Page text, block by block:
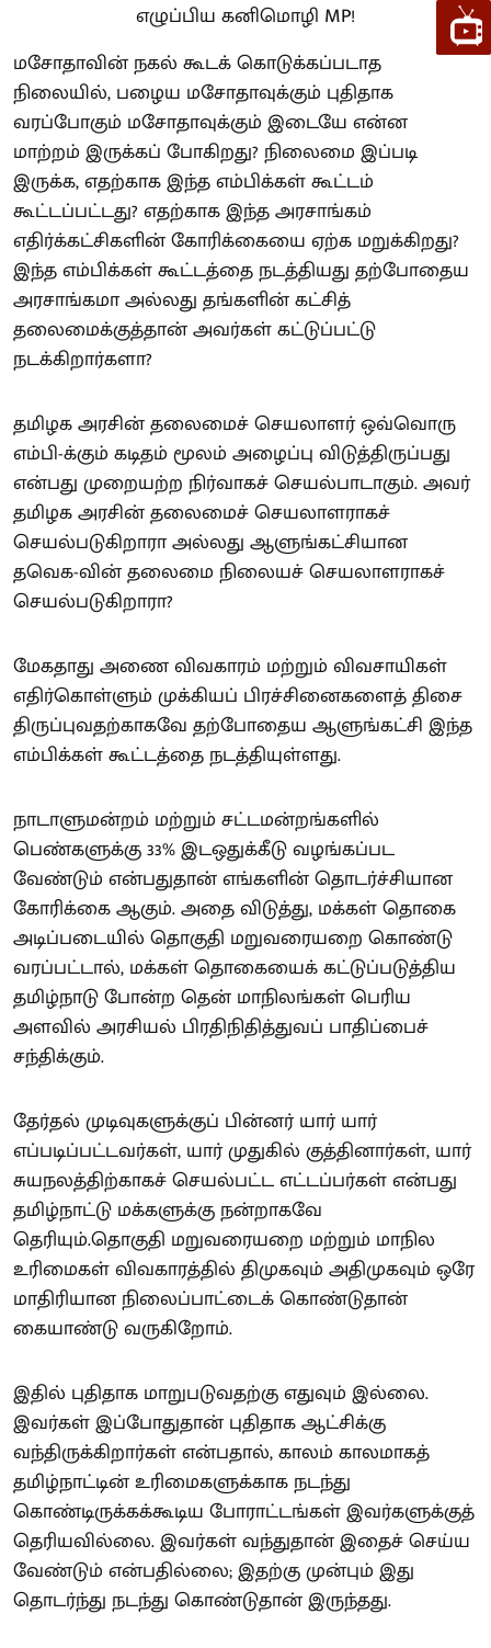
மசோதாவின் நகல் கூடக் கொடுக்கப்படாத
நிலையில், பழைய மசோதாவுக்கும் புதிதாக
வரப்போகும் மசோதாவுக்கும் இடையே என்ன
மாற்றம் இருக்கப் போகிறது? நிலைமை இப்படி
இருக்க, எதற்காக இந்த எம்பிக்கள் கூட்டம்
கூட்டப்பட்டது? எதற்காக இந்த அரசாங்கம்
எதிர்க்கட்சிகளின் கோரிக்கையை ஏற்க மறுக்கிறது?
இந்த எம்பிக்கள் கூட்டத்தை நடத்தியது தற்போதைய
அரசாங்கமா அல்லது தங்களின் கட்சித்
தலைமைக்குத்தான் அவர்கள் கட்டுப்பட்டு
நடக்கிறார்களா?
தமிழக அரசின் தலைமைச் செயலாளர் ஒவ்வொரு
எம்பி-க்கும் கடிதம் மூலம் அழைப்பு விடுத்திருப்பது
என்பது முறையற்ற நிர்வாகச் செயல்பாடாகும். அவர்
தமிழக அரசின் தலைமைச் செயலாளராகச்
செயல்படுகிறாரா அல்லது ஆளுங்கட்சியான
தவெக-வின் தலைமை நிலையச் செயலாளராகச்
செயல்படுகிறாரா?
மேகதாது அணை விவகாரம் மற்றும் விவசாயிகள்
எதிர்கொள்ளும் முக்கியப் பிரச்சினைகளைத் திசை
திருப்புவதற்காகவே தற்போதைய ஆளுங்கட்சி இந்த
எம்பிக்கள் கூட்டத்தை நடத்தியுள்ளது.
நாடாளுமன்றம் மற்றும் சட்டமன்றங்களில்
பெண்களுக்கு 33% இடஒதுக்கீடு வழங்கப்பட
வேண்டும் என்பதுதான் எங்களின் தொடர்ச்சியான
கோரிக்கை ஆகும். அதை விடுத்து, மக்கள் தொகை
அடிப்படையில் தொகுதி மறுவரையறை கொண்டு
வரப்பட்டால், மக்கள் தொகையைக் கட்டுப்படுத்திய
தமிழ்நாடு போன்ற தென் மாநிலங்கள் பெரிய
அளவில் அரசியல் பிரதிநிதித்துவப் பாதிப்பைச்
சந்திக்கும்.
தேர்தல் முடிவுகளுக்குப் பின்னர் யார் யார்
எப்படிப்பட்டவர்கள், யார் முதுகில் குத்தினார்கள், யார்
சுயநலத்திற்காகச் செயல்பட்ட எட்டப்பர்கள் என்பது
தமிழ்நாட்டு மக்களுக்கு நன்றாகவே
தெரியும்.தொகுதி மறுவரையறை மற்றும் மாநில
உரிமைகள் விவகாரத்தில் திமுகவும் அதிமுகவும் ஒரே
மாதிரியான நிலைப்பாட்டைக் கொண்டுதான்
கையாண்டு வருகிறோம்.
இதில் புதிதாக மாறுபடுவதற்கு எதுவும் இல்லை.
இவர்கள் இப்போதுதான் புதிதாக ஆட்சிக்கு
வந்திருக்கிறார்கள் என்பதால், காலம் காலமாகத்
தமிழ்நாட்டின் உரிமைகளுக்காக நடந்து
கொண்டிருக்கக்கூடிய போராட்டங்கள் இவர்களுக்குத்
தெரியவில்லை. இவர்கள் வந்துதான் இதைச் செய்ய
வேண்டும் என்பதில்லை; இதற்கு முன்பும் இது
தொடர்ந்து நடந்து கொண்டுதான் இருந்தது.